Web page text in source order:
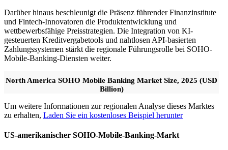
Darüber hinaus beschleunigt die Präsenz führender Finanzinstitute
und Fintech-Innovatoren die Produktentwicklung und
wettbewerbsfähige Preisstrategien. Die Integration von KI-
gesteuerten Kreditvergabetools und nahtlosen API-basierten
Zahlungssystemen stärkt die regionale Führungsrolle bei SOHO-
Mobile-Banking-Diensten weiter.
North America SOHO Mobile Banking Market Size, 2025 (USD
Billion)
Um weitere Informationen zur regionalen Analyse dieses Marktes
zu erhalten, Laden Sie ein kostenloses Beispiel herunter
US-amerikanischer SOHO-Mobile-Banking-Markt